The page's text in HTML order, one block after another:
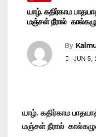
யாழ். கதிர்காம
மஞ்சள் நீரால்
By
JUN 5,
யாழ். கதிர்காம
மஞ்சள் நீரால்